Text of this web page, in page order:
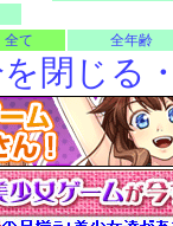
全て 全年齢
閉じる